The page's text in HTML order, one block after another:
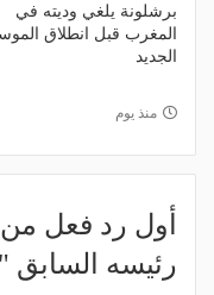
برشلونة يلغي وديته في
المغرب قبل انطلاق
الجديد
منذ يوم
أول رد فعل من
رئيسه السابق